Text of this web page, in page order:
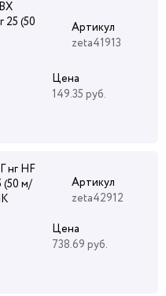
(50
Артикул
zeta41913
Цена
149.35 руб.
нг HF
(50 м/
Артикул
zeta42912
Цена
738.69 руб.